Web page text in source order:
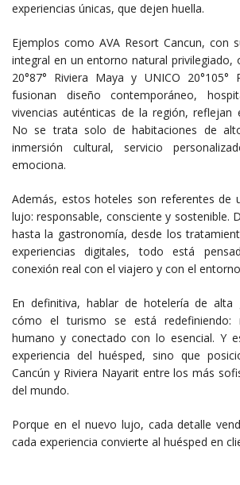
experiencias únicas, que dejen huella.
Ejemplos como AVA Resort Cancun, con
integral en un entorno natural privilegiado,
20°87° Riviera Maya y UNICO 20°105°
fusionan diseño contemporáneo,
vivencias auténticas de la región, reflejan
No se trata solo de habitaciones de
inmersión cultural, servicio
emociona.
Además, estos hoteles son referentes de
lujo: responsable, consciente y sostenible.
hasta la gastronomía, desde los
experiencias digitales, todo está
conexión real con el viajero y con el
En definitiva, hablar de hotelería de alta
cómo el turismo se está redefiniendo:
humano y conectado con lo esencial. Y
experiencia del huésped, sino que
Cancún y Riviera Nayarit entre los más
del mundo.
Porque en el nuevo lujo, cada detalle
cada experiencia convierte al huésped en